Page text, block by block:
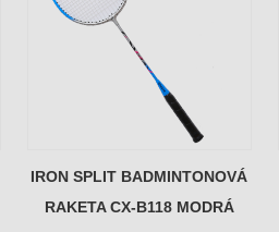
IRON SPLIT BADMINTONOVÁ
RAKETA CX-B118 MODRÁ